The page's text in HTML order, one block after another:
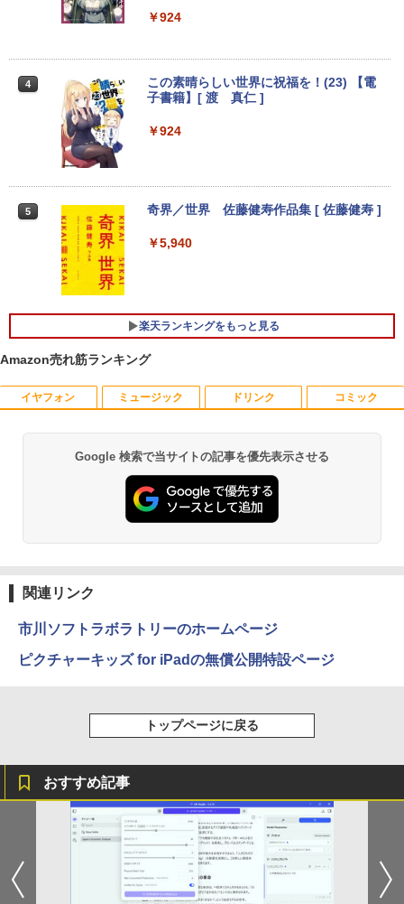
パソコン 15.6インチ SSD256GB メモリ
付き WIFI Bluetooth 激安PC 安いパソコ
ン
タッチパネル液晶 WEBカメラ HDMI Cor
e i5 8265U メモリー8GB 高速SSD128G
B 無線LAN B5サイズ モバイル フルHD
液晶 ノートパソコン【中古】【30日保
証】1803966
Intel 高速CPU搭載 Office2024付き｜Wi
メモリ8GB＋SSD512GB｜日本語キーボ
ード｜在宅勤務・学生・・テレワーク・
える！
￥29,980
WHB3 ゲーミングデスクトップ
【展示品・代引不可】 富士通 FUJITSU
ce付き
￥229,800
deon 8060S /128GB+2TB SSD/ 1 х HD
MI ・2 х USB4・2 х USB4 V2 /2 х 10Gb
ル液晶ディスプレイ(10.5型/IPS/FHD+ 19
￥14,440
40) Fast IPS 200Hz 1ms(MPRT) 124%s
RGB 低ブルーライトフリッカーフリーFr
eeSync & G-Sync対応高輝度400cd/m²
PS5対応HDMI×2 DP×1.4 KTC H27T22C
3年保証
グスタンド) GigaCrysta KH-GD243UDB
ド / 240Hz］ ブラック
￥924
4
この素晴らしい世界に祝福を！(23) 【電
子書籍】[ 渡 真仁 ]
￥924
5 奇界／世界 佐藤健寿作品集 [ 佐藤健寿 ]
￥5,940
楽天ランキングをもっと見る
Amazon売れ筋ランキング
イヤフォン
Anker Soundcore P40i オフホワイト
￥7,990
￥-
【2026年アップグレード版】AOKIMI ワイヤ
レスイヤホン bluetooth イヤホン V12 小型
軽量 ブルートゥースHi-Fi 最大36時間再生 ぶ
るーとゅーす コードレス ENCノイズキャン
セリング 自動ペアリング Type-C充電 マイク
付き 防水 タッチ式音量調整 スポーツ/通勤/通
学/WEB会議(ホワイト)
ミュージック
BRUCE WAYNE feat. Flo Milli, ATL Jacob
[Explicit]
￥250
￥250
￥250
見知らぬ糸
￥250
ドリンク
by Amazon 天然水 ラベルレス 500ml ×24本
富士山の天然水 バナジウム含有 水 ミネラル
ウォーター ペットボトル 静岡県産 500ミリリ
ットル (Smart Basic)
￥1,380
￥1,117
by Amazon 炭酸水 ラベルレス 500ml ×24本
強炭酸水 ペットボトル 500ミリリットル (Sm
art Basic)
￥1,625
コミック
薬屋のひとりごと 17巻 (デジタル版ビッグガ
ンガンコミックス)
￥770
￥594
￥832
スーパーの裏でヤニ吸うふたり 9巻 (デジタル
版ビッグガンガンコミックス)
￥810
Google 検索で当サイトの記事を優先表示させる
関連リンク
市川ソフトラボラトリーのホームページ
ピクチャーキッズ for iPadの無償公開特設ページ
トップページに戻る
おすすめ記事